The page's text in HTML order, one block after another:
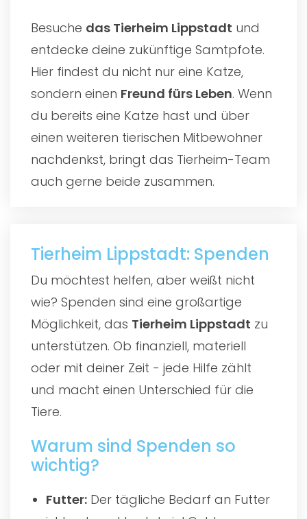
Besuche das Tierheim Lippstadt und
entdecke deine zukünftige Samtpfote.
Hier findest du nicht nur eine Katze,
sondern einen Freund fürs Leben. Wenn
du bereits eine Katze hast und über
einen weiteren tierischen Mitbewohner
nachdenkst, bringt das Tierheim-Team
auch gerne beide zusammen.
Tierheim Lippstadt: Spenden
Du möchtest helfen, aber weißt nicht
wie? Spenden sind eine großartige
Möglichkeit, das Tierheim Lippstadt zu
unterstützen. Ob finanziell, materiell
oder mit deiner Zeit - jede Hilfe zählt
und macht einen Unterschied für die
Tiere.
Warum sind Spenden so
wichtig?
Futter: Der tägliche Bedarf an Futter